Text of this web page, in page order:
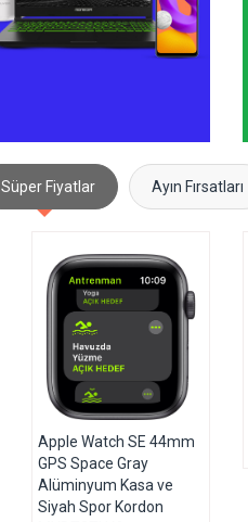
Süper Fiyatlar Ayın Fırsatları
Apple Watch SE 44mm
GPS Space Gray
Alüminyum Kasa ve
Siyah Spor Kordon